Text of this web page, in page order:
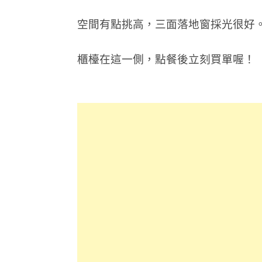
空間有點挑高，三面落地窗採光很好
櫃檯在這一側，點餐後立刻買單喔！